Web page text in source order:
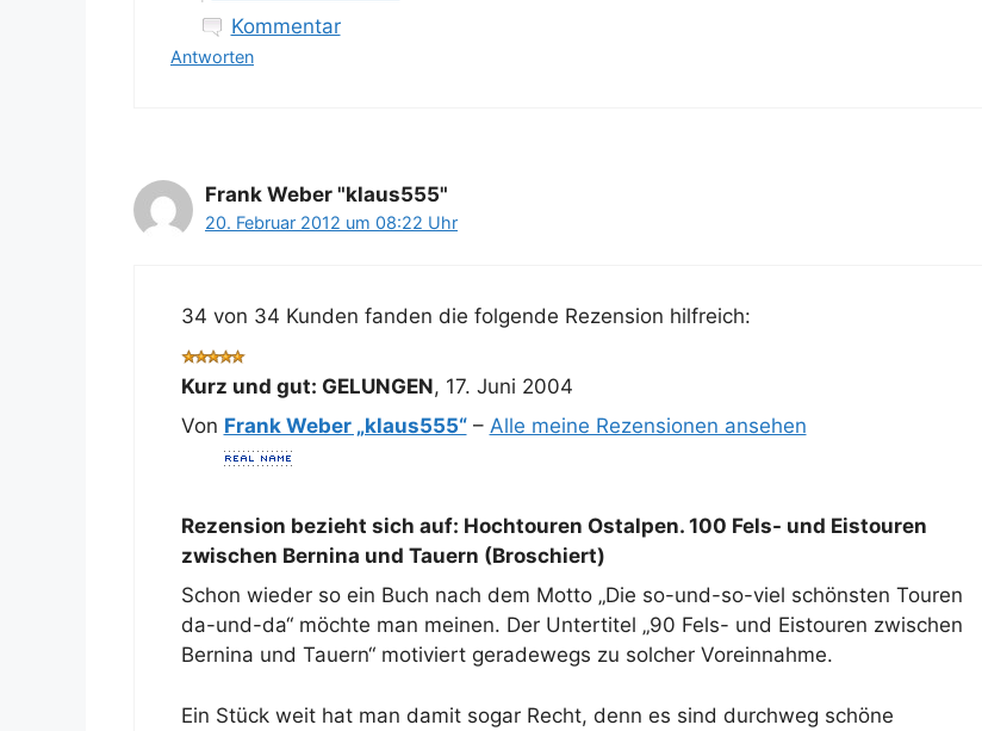
Kommentar
Antworten
Frank Weber "klaus555"
20. Februar 2012 um 08:22 Uhr
34 von 34 Kunden fanden die folgende Rezension hilfreich:
Kurz und gut: GELUNGEN, 17. Juni 2004
Von Frank Weber „klaus555“– Alle meine Rezensionen ansehen
Rezension bezieht sich auf: Hochtouren Ostalpen. 100 Fels- und Eistouren
zwischen Bernina und Tauern (Broschiert)
Schon wieder so ein Buch nach dem Motto „Die so-und-so-viel schönsten Touren
da-und-da“ möchte man meinen. Der Untertitel „90 Fels- und Eistouren zwischen
Bernina und Tauern“ motiviert geradewegs zu solcher Voreinnahme.
Ein Stück weit hat man damit sogar Recht, denn es sind durchweg schöne